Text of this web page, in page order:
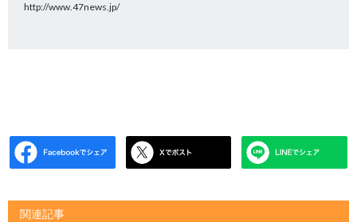
http://www.47news.jp/
関連記事